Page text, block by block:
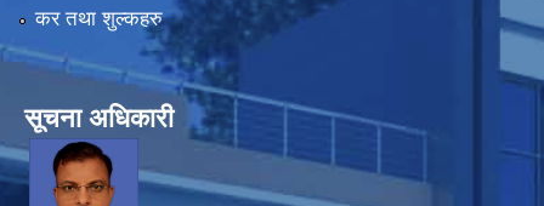
कर तथा शुल्कहरु
सूचना अधिकारी